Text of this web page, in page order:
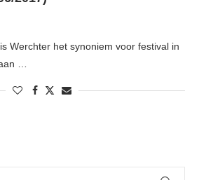
Werchter het synoniem voor festival in
…